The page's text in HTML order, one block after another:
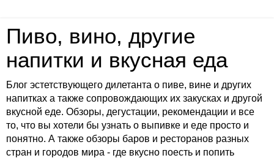
Пиво, вино, другие
напитки и вкусная еда
Блог эстетствующего дилетанта о пиве, вине и других
напитках а также сопровождающих их закусках и другой
вкусной еде. Обзоры, дегустации, рекомендации и все
то, что вы хотели бы узнать о выпивке и еде просто и
понятно. А также обзоры баров и ресторанов разных
стран и городов мира - где вкусно поесть и попить